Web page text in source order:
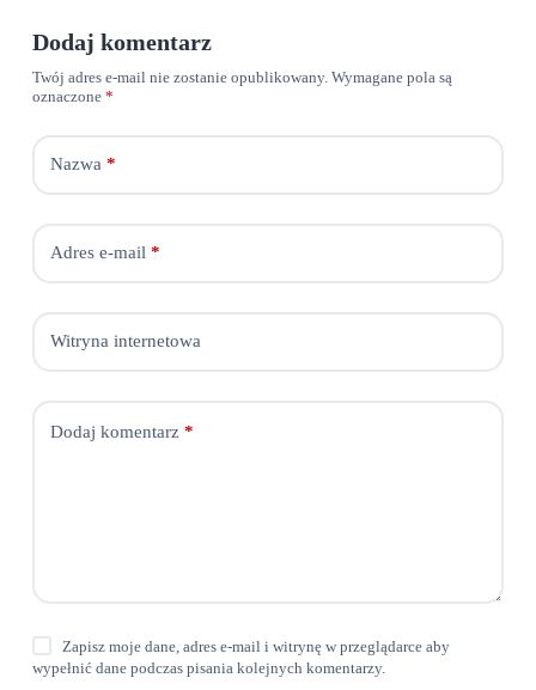
Dodaj komentarz
Twój adres e-mail nie zostanie opublikowany. Wymagane pola są
oznaczone *
Nazwa*
Adres e-mail*
Witryna internetowa
Dodaj komentarz*
Zapisz moje dane, adres e-mail i witrynę w przeglądarce aby
wypełnić dane podczas pisania kolejnych komentarzy.